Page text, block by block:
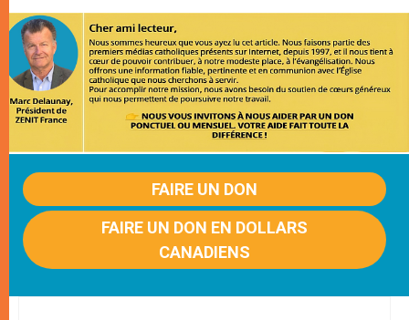
FAIRE UN DON
FAIRE UN DON EN DOLLARS
CANADIENS